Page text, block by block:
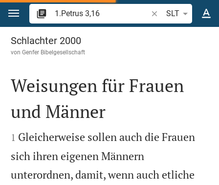
Zum Inhalt springen
Bibelstelle oder
SLT
1.Petrus 3
Schlachter 2000
vonGenfer Bibelgesellschaft

Weisungen für Frauen
und Männer

1 Gleicherweise sollen auch die Frauen
sich ihren eigenen Männern
unterordnen, damit, wenn auch etliche